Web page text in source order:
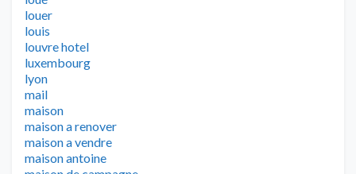
louer
louis
louvre hotel
luxembourg
lyon
mail
maison
maison a renover
maison a vendre
maison antoine